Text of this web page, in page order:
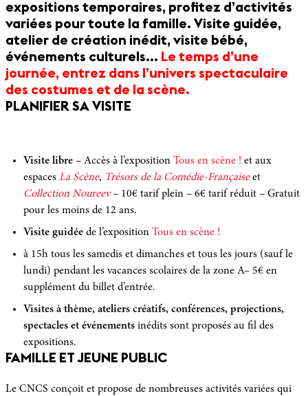
expositions temporaires, profitez d’activités
variées pour toute la famille. Visite guidée,
atelier de création inédit, visite bébé,
événements culturels… Le temps d’une
journée, entrez dans l’univers spectaculaire
des costumes et de la scène.
PLANIFIER SA VISITE
Visite libre – Accès à l’exposition Tous en scène ! et aux
espaces La Scène, Trésors de la Comédie-Françaiseet
Collection Noureev – 10€ tarif plein – 6€ tarif réduit – Gratuit
pour les moins de 12 ans.
Visite guidée de l’exposition Tous en scène !
à 15h tous les samedis et dimanches et tous les jours (sauf le
lundi) pendant les vacances scolaires de la zone A– 5€ en
supplément du billet d’entrée.
Visites à thème, ateliers créatifs, conférences, projections,
spectacles et événements inédits sont proposés au fil des
expositions.
FAMILLE ET JEUNE PUBLIC
Le CNCS conçoit et propose de nombreuses activités variées qui